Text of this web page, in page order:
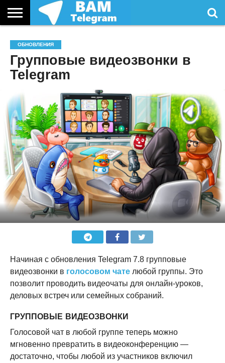
УСЛУГИ
ОБНОВЛЕНИЯ
Групповые видеозвонки в
Telegram
Начиная с обновления Telegram 7.8 групповые
видеозвонки в голосовом чателюбой группы. Это
позволит проводить видеочаты для онлайн-уроков,
деловых встреч или семейных собраний.
ГРУППОВЫЕ ВИДЕОЗВОНКИ
Голосовой чат в любой группе теперь можно
мгновенно превратить в видеоконференцию —
достаточно, чтобы любой из участников включил